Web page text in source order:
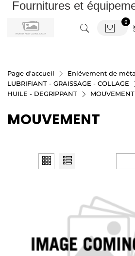
Fournitures et
0
Page d'accueil
Enlévement de
LUBRIFIANT - GRAISSAGE - COLLAGE
HUILE - DEGRIPPANT
MOUVEMENT
MOUVEMENT